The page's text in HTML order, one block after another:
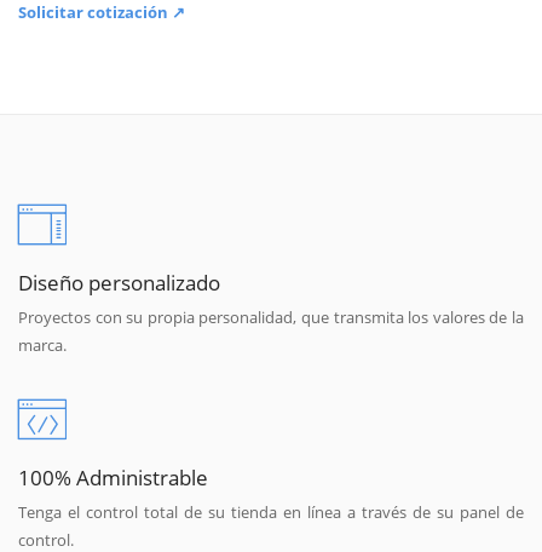
Solicitar cotización ↗
Diseño personalizado
Proyectos con su propia personalidad, que transmita los valores de la
marca.
100% Administrable
Tenga el control total de su tienda en línea a través de su panel de
control.